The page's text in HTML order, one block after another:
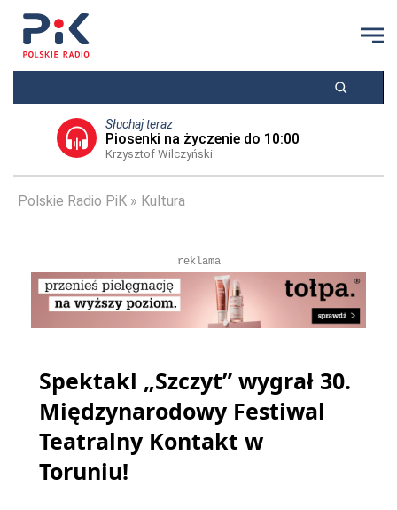
Słuchaj teraz
Piosenki na życzenie do 10:00
Krzysztof Wilczyński
Polskie Radio PiK Kultura
reklama
Spektakl „Szczyt” wygrał 30.
Międzynarodowy Festiwal
Teatralny Kontakt w
Toruniu!